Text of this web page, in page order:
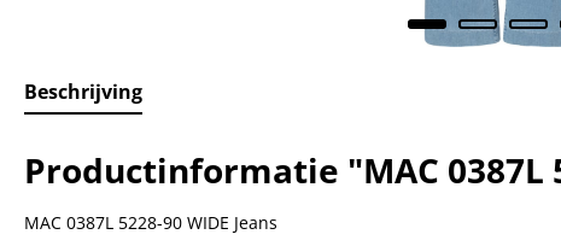
Beschrijving
Productinformatie "MAC 0387L
MAC 0387L 5228-90 WIDE Jeans